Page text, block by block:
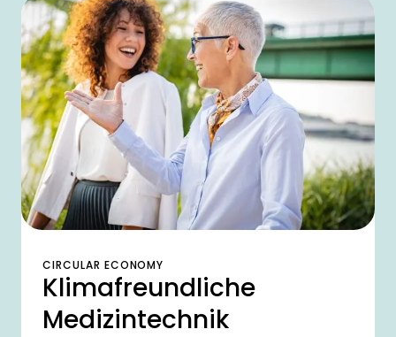
CIRCULAR ECONOMY
Klimafreundliche
Medizintechnik